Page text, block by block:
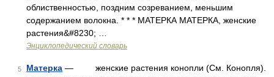
облиственностью, поздним созреванием, меньшим
содержанием волокна. * * * МАТЕРКА МАТЕРКА, женские
растения&#8230; …
Энциклопедический словарь
5 Матерка — женские растения конопли (См. Конопля).